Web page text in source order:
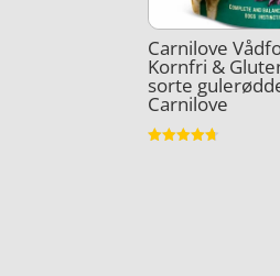
Carnilove
Kornfri &
sorte
Carnilove